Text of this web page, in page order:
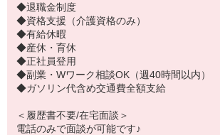
◆退職金制度
◆資格支援（介護資格のみ）
◆有給休暇
◆産休・育休
◆正社員登用
◆副業・Wワーク相談OK（週40時間以内）
◆ガソリン代含め交通費全額支給
＜履歴書不要/在宅面談＞
電話のみで面談が可能です♪